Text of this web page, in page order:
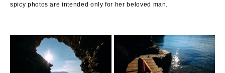
spicy photos are intended only for her beloved man.